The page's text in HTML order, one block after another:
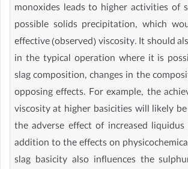
monoxides leads to higher activities of
possible solids precipitation, which
effective (observed) viscosity. It should
in the typical operation where it is
slag composition, changes in the
opposing effects. For example, the
viscosity at higher basicities will likely
the adverse effect of increased
addition to the effects on
slag basicity also influences the